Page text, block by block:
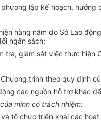
lập kế hoạch, hướng
hàng năm do Sở Lao
ngân sách;
tra, giám sát việc thực hiện
trình theo quy định
các nguồn hỗ trợ khác
mình có trách nhiệm:
tổ chức triển khai các